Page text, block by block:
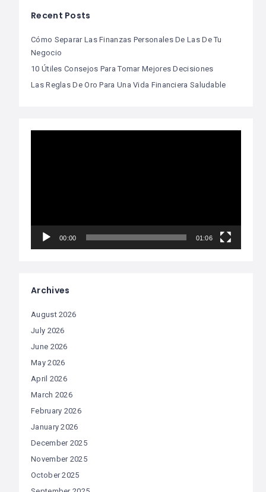
Recent Posts
Cómo Separar Las Finanzas Personales De Las De Tu
Negocio
10 Útiles Consejos Para Tomar Mejores Decisiones
Las Reglas De Oro Para Una Vida Financiera Saludable
00:00 01:06
Archives
August 2026
July 2026
June 2026
May 2026
April 2026
March 2026
February 2026
January 2026
December 2025
November 2025
October 2025